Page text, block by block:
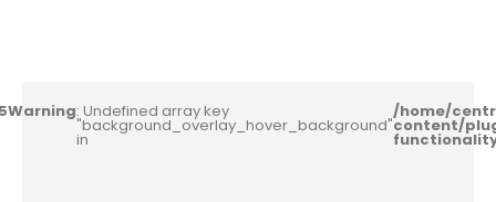
Warning: Undefined array key
"background_overlay_hover_background"
in
/home/
content/